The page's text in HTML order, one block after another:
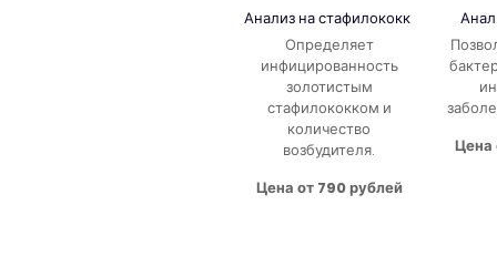
Анализ настафилококк
Определяет
инфицированность
золотистым
стафилококком и
количество
возбудителя.
Цена от 790 рублей
Цена